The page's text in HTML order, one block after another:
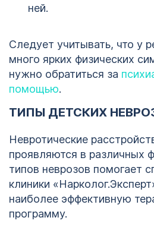
ней.
Следует учитывать, что у
много ярких физических
нужно обратиться за
помощью.
ТИПЫ ДЕТСКИХ
Невротические
проявляются в различных
типов неврозов помогает
клиники
наиболее эффективную
программу.